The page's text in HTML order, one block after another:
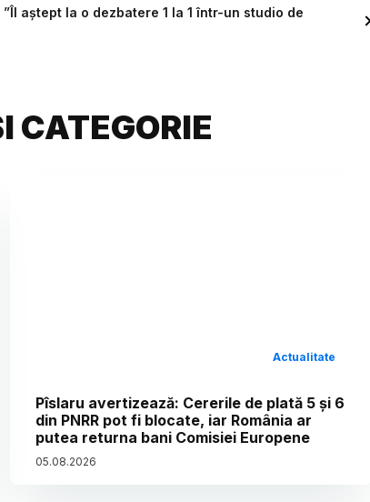
”Îl aștept la o dezbatere 1 la 1 într-un studio de
CATEGORIE
Actualitate
Pîslaru avertizează: Cererile de plată 5 și 6
din PNRR pot fi blocate, iar România ar
putea returna bani Comisiei Europene
05.08.2026